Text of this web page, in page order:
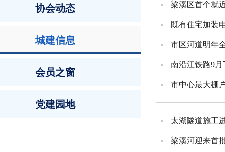
协会动态
城建信息
会员之窗
党建园地
梁溪区首个就
既有住宅加装
市区河道明年
南沿江铁路9
市中心最大棚
太湖隧道施工
梁溪河迎来首